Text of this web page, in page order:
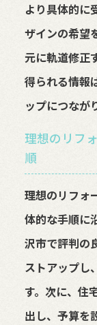
より具体的に
ザインの希望
元に軌道修正
得られる情報
ップにつなが
理想のリフ
順
理想のリフォ
体的な手順に
沢市で評判の
ストアップし
す。次に、住
出し、予算を